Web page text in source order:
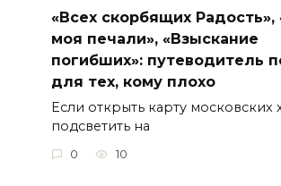
«Всех скорбящих Радость»,
моя печали», «Взыскание
погибших»: путеводитель
для тех, кому плохо
Если открыть карту московских
подсветить на
0 10